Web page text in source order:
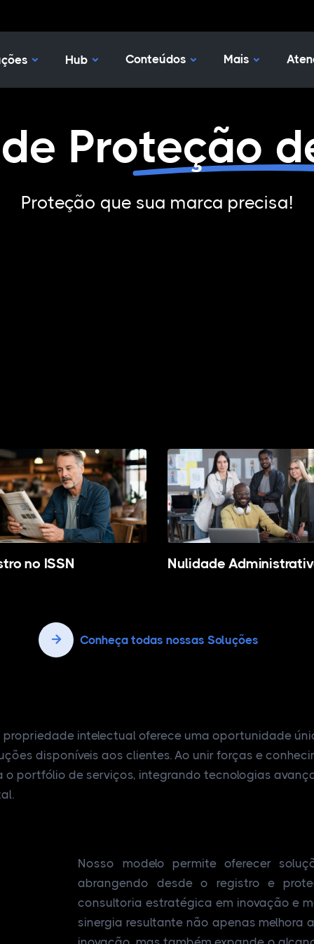
Nossas Soluções
HubHub Conteúdos Mais
Proteção
Proteção que sua marca precisa!
no ISSN Nulidade
Conheça todas nossas Soluções
intelectual oferece uma oportunidade
disponíveis aos clientes. Ao unir forças e
o portfólio de serviços, integrando tecnologias
Nosso modelo permite oferecer
abrangendo desde o registro e
consultoria estratégica em inovação e
sinergia resultante não apenas melhora